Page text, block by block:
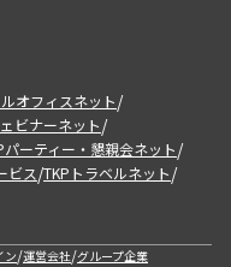
オフィスネット/
ビナーネット/
パーティー・懇親会ネット/
ビス/TKPトラベルネット/
ン/運営会社/グループ企業